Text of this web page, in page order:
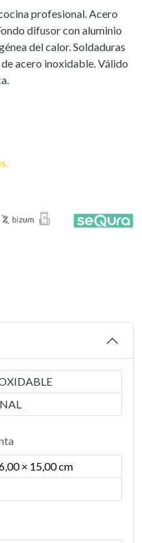
profesional. Acero
difusor con aluminio
del calor. Soldaduras
acero inoxidable. Válido
× 15,00 cm